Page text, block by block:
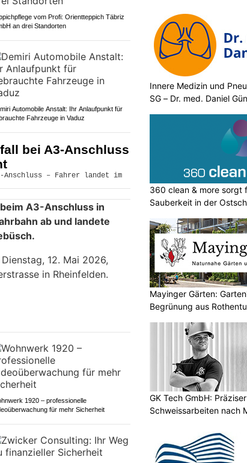
vom Profi: Orientteppich Täbriz
an drei Standorten
Automobile Anstalt: Ihr Anlaufpunkt für
Fahrzeuge in Vaduz
bei A3-Anschluss
A3-Anschluss in
ab und landete
12. Mai 2026,
in Rheinfelden.
1920 – professionelle
für mehr Sicherheit
Innere Medizin und
SG – Dr. med. Daniel
360 clean & more sorgt
Sauberkeit in der
Mayinger Gärten:
Begrünung aus
GK Tech GmbH:
Schweissarbeiten nach